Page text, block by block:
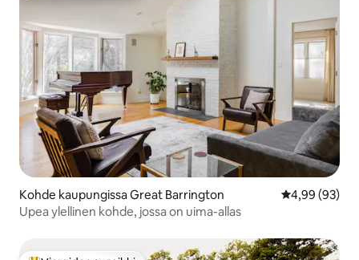
Kohde kaupungissa Great Barrington
4,99 (93)
Upea ylellinen kohde, jossa on uima-allas